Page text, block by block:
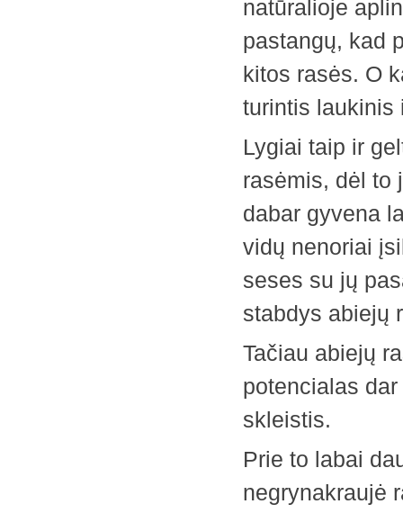
natūralioje
pastangų, kad
kitos rasės. O
turintis laukinis
Lygiai taip ir
rasėmis, dėl to
dabar gyvena
vidų nenoriai
seses su jų
stabdys abiejų
Tačiau abiejų
potencialas
skleistis.
Prie to labai
negrynakraujė